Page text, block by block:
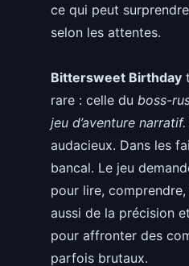
ce qui peut
selon les attentes.
Bittersweet Birthday
rare : celle du boss-
jeu d’aventure narratif.
audacieux. Dans les
bancal. Le jeu
pour lire,
aussi de la précision
pour affronter des
parfois brutaux.